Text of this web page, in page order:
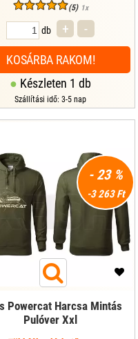
(5) 1x
Készleten 1 db
Szállítási idő: 3-5 nap
db + -
KOSÁRBA RAKOM!
- 23 %
-3 263 Ft
Powercat Harcsa Mintás
Pulóver Xxl